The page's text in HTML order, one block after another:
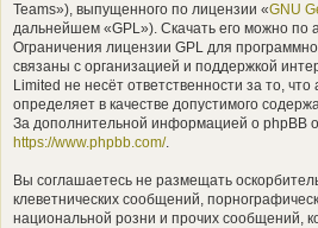
Teams»), выпущенного по лицензии «GNU
дальнейшем «GPL»). Скачать его можно по
Ограничения лицензии GPL для
связаны с организацией и поддержкой
Limited не несёт ответственности за то,
определяет в качестве допустимого
За дополнительной информацией о phpBB
https://www.phpbb.com/.
Вы соглашаетесь не размещать
клеветнических сообщений,
национальной розни и прочих сообщений,